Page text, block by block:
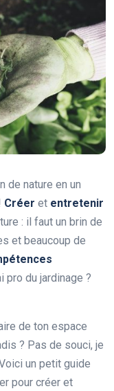
de nature en un
Créer et entretenir
: il faut un brin de
et beaucoup de
du jardinage ?
de ton espace
? Pas de souci, je
un petit guide
pour créer et